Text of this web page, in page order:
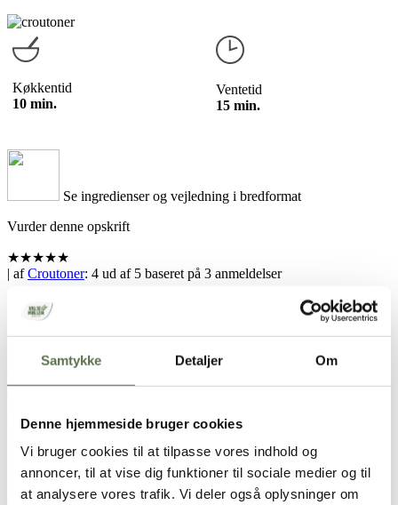
Samtykke Detaljer Om
Denne hjemmeside bruger cookies
Vi bruger cookies til at tilpasse vores indhold og
annoncer, til at vise dig funktioner til sociale medier og til
at analysere vores trafik. Vi deler også oplysninger om
Køkkentid
10 min.
Ventetid
15 min.
Se ingredienser og vejledning i bredformat
Vurder denne opskrift
★★★★★
| afCroutoner: 4 ud af 5 baseret på 3 anmeldelser
Del med en ven
Hold skærmen tændt
Opskrift
4 personer